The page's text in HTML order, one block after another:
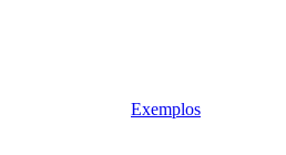
Exemplos